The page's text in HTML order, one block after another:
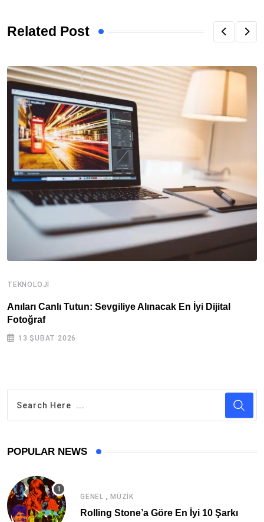
Related Post
TEKNOLOJI
Anıları Canlı Tutun: Sevgiliye Alınacak En İyi Dijital
Fotoğraf
13 ŞUBAT 2026
POPULAR NEWS
GENEL , MÜZIK
Rolling Stone’a Göre En İyi 10 Şarkı